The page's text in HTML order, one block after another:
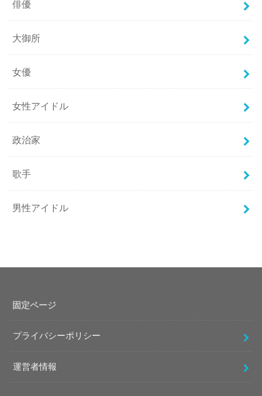
俳優
大御所
女優
女性アイドル
政治家
歌手
男性アイドル
固定ページ
プライバシーポリシー
運営者情報